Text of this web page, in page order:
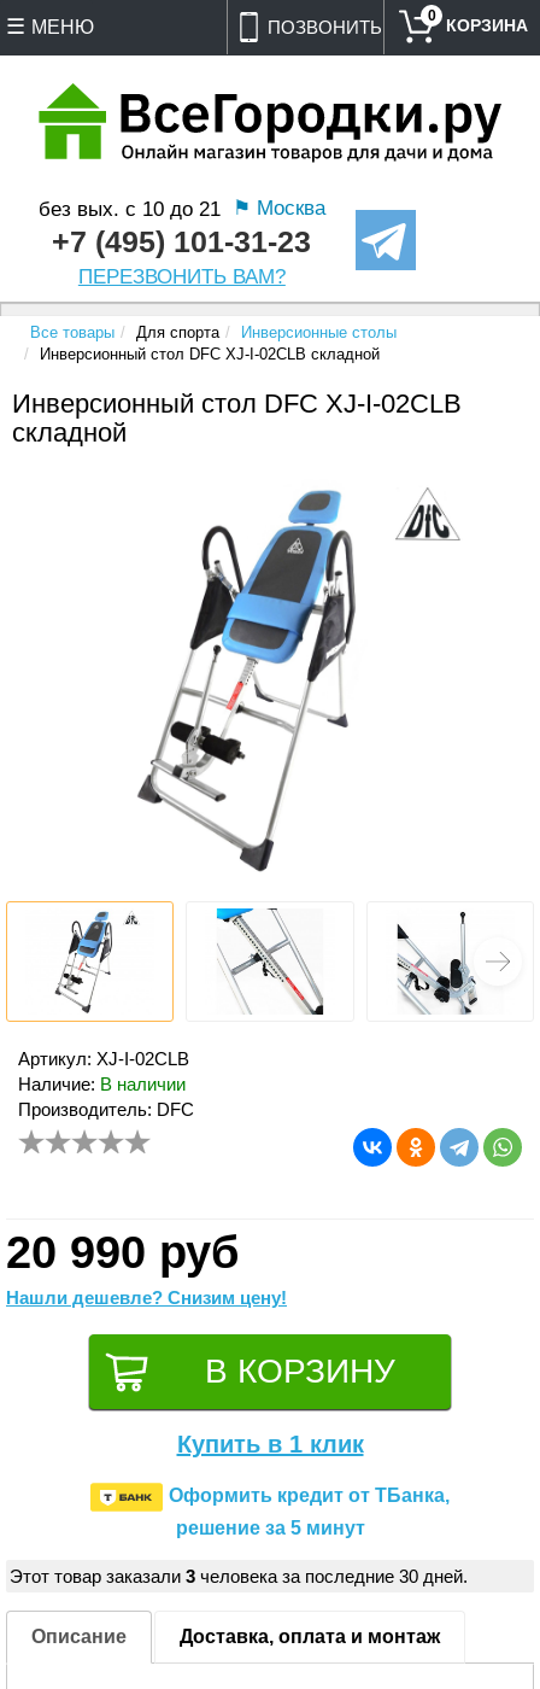
ПОЗВОНИТЬ
без вых. с 10 до 21 ⚑ Москва
+7 (495) 101-31-23
ПЕРЕЗВОНИТЬ ВАМ?
0
МЕНЮ
Все товары Для спорта
Инверсионные столы
Инверсионный стол DFC XJ-I-02CLB складной
Инверсионный стол DFC XJ-I-02CLB
складной
Артикул: XJ-I-02CLB
Наличие: В наличии
Производитель: DFC
20 990 руб
Нашли дешевле? Снизим цену!
Купить в 1 клик
Оформить кредит от ТБанка,
решение за 5 минут
Этот товар заказали 3 человека за последние 30 дней.
Описание Доставка, оплата и монтаж